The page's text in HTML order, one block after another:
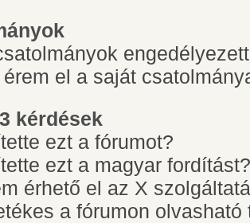
érem el a saját
kérdések
ezt a fórumot?
ezt a magyar fordítást?
érhető el az X
a fórumon